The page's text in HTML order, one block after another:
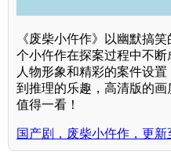
《废柴小仵作》以幽默搞
个小仵作在探案过程中不
人物形象和精彩的案件设
到推理的乐趣，高清版的
值得一看！
国产剧，废柴小仵作，更新